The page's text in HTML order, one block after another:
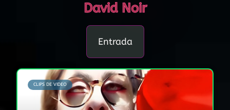
David Noir
Entrada
CLIPS DE VIDEO